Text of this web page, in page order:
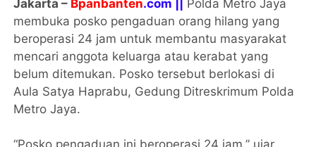
Jakarta – Bpanbanten.com ||
Polda Metro Jaya
membuka posko pengaduan orang hilang yang
beroperasi 24 jam untuk membantu masyarakat
mencari anggota keluarga atau kerabat yang
belum ditemukan. Posko tersebut berlokasi di
Aula Satya Haprabu, Gedung Ditreskrimum Polda
Metro Jaya.
“Posko pengaduan ini beroperasi 24 jam,” ujar